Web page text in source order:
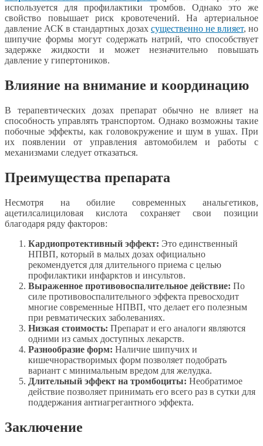
используется для профилактики тромбов. Однако это же
свойство повышает риск кровотечений. На артериальное
давление АСК в стандартных дозах существенно не влияет, но
шипучие формы могут содержать натрий, что способствует
задержке жидкости и может незначительно повышать
давление у гипертоников.
Влияние на внимание и координацию
В терапевтических дозах препарат обычно не влияет на
способность управлять транспортом. Однако возможны такие
побочные эффекты, как головокружение и шум в ушах. При
их появлении от управления автомобилем и работы с
механизмами следует отказаться.
Преимущества препарата
Несмотря на обилие современных анальгетиков,
ацетилсалициловая кислота сохраняет свои позиции
благодаря ряду факторов:
Кардиопротективный эффект: Это единственный
НПВП, который в малых дозах официально
рекомендуется для длительного приема с целью
профилактики инфарктов и инсультов.
Выраженное противовоспалительное действие: По
силе противовоспалительного эффекта превосходит
многие современные НПВП, что делает его полезным
при ревматических заболеваниях.
Низкая стоимость: Препарат и его аналоги являются
одними из самых доступных лекарств.
Разнообразие форм: Наличие шипучих и
кишечнорастворимых форм позволяет подобрать
вариант с минимальным вредом для желудка.
Длительный эффект на тромбоциты: Необратимое
действие позволяет принимать его всего раз в сутки для
поддержания антиагрегантного эффекта.
Заключение